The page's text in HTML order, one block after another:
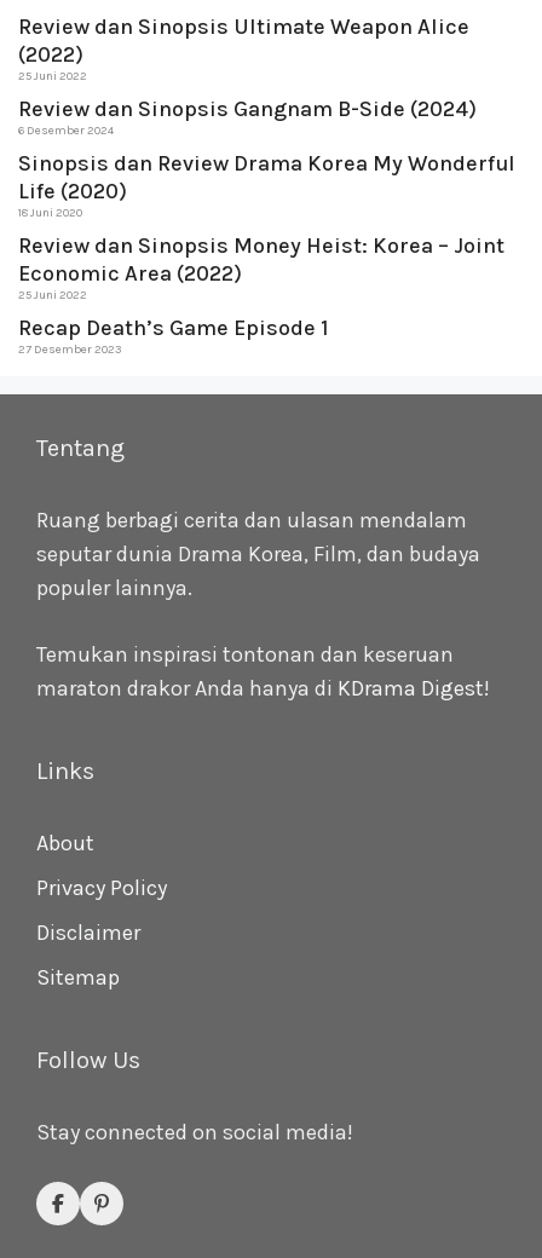
Review dan Sinopsis Ultimate Weapon Alice
(2022)
25 Juni 2022
Review dan Sinopsis Gangnam B-Side (2024)
6 Desember 2024
Sinopsis dan Review Drama Korea My Wonderful
Life (2020)
18 Juni 2020
Review dan Sinopsis Money Heist: Korea – Joint
Economic Area (2022)
25 Juni 2022
Recap Death’s Game Episode 1
27 Desember 2023
Tentang
Ruang berbagi cerita dan ulasan mendalam
seputar dunia Drama Korea, Film, dan budaya
populer lainnya.
Temukan inspirasi tontonan dan keseruan
maraton drakor Anda hanya di KDrama Digest!
Links
About
Privacy Policy
Disclaimer
Sitemap
Follow Us
Stay connected on social media!